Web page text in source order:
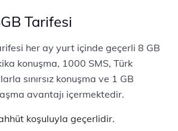
Tarifesi
her ay yurt içinde geçerli 8 GB
konuşma, 1000 SMS, Türk
sınırsız konuşma ve 1 GB
avantajı içermektedir.
koşuluyla geçerlidir.​